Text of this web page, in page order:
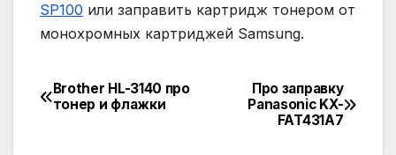
SP100 или заправить картридж тонером от
монохромных картриджей Samsung.
Навигация
Про заправку
Panasonic KX-
FAT431A7
Brother HL-3140 про
тонер и флажки